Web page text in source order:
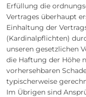
Erfüllung die
Vertrages überhaupt
Einhaltung der
(Kardinalpflichten)
unseren gesetzlichen
die Haftung der Höhe
vorhersehbaren
typischerweise
Im Übrigen sind